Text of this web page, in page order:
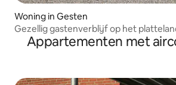
Woning in Gesten
Gezellig gastenverblijf op het
Vejen
Appartementen met